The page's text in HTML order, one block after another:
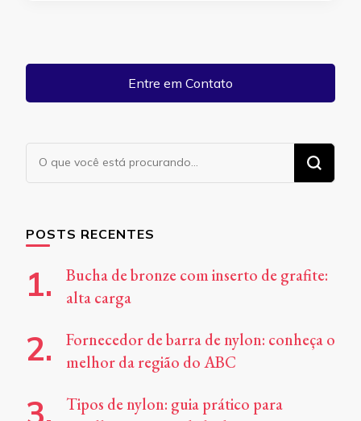
Entre em Contato
Procurando
algo?
POSTS RECENTES
Bucha de bronze com inserto de grafite:
alta carga
Fornecedor de barra de nylon: conheça o
melhor da região do ABC
Tipos de nylon: guia prático para